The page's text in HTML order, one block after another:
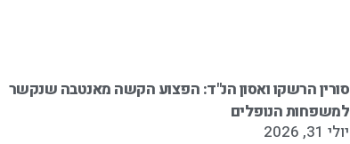
סורין הרשקו ואסון הנ"ד: הפצוע הקשה מאנטבה שנקשר
למשפחות הנופלים
יולי 31, 2026